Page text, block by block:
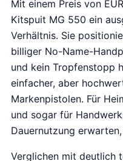
Mit einem Preis von
Kitspuit MG 550 ein
Verhältnis. Sie
billiger No-Name-
und kein Tropfenstopp
einfacher, aber
Markenpistolen. Für
und sogar für
Dauernutzung
Verglichen mit deutlich